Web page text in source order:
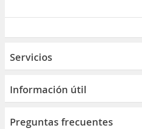
Servicios
Información útil
Preguntas frecuentes